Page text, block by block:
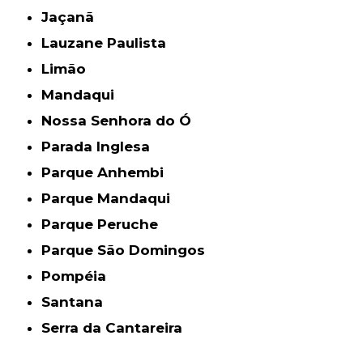
Jaçanã
Lauzane Paulista
Limão
Mandaqui
Nossa Senhora do Ó
Parada Inglesa
Parque Anhembi
Parque Mandaqui
Parque Peruche
Parque São Domingos
Pompéia
Santana
Serra da Cantareira